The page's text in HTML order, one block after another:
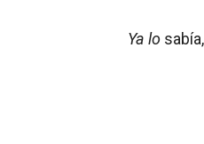
Ya lo